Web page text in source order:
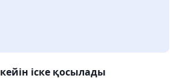
іске қосылады